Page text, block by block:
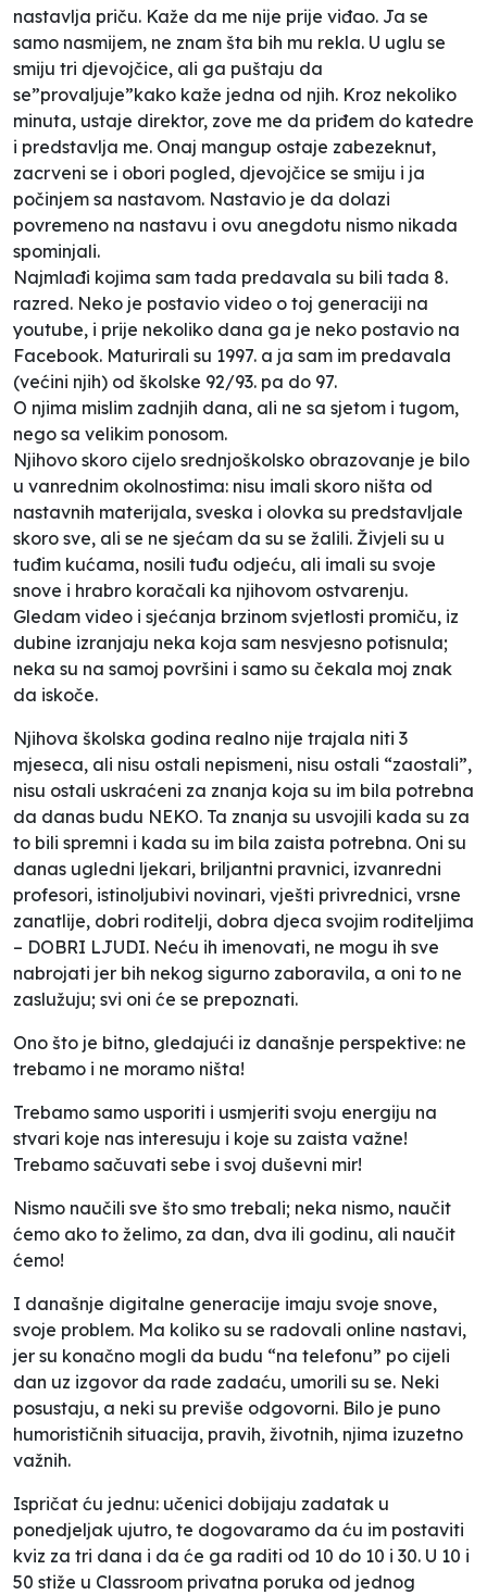
nastavlja priču. Kaže da me nije prije viđao. Ja se
samo nasmijem, ne znam šta bih mu rekla. U uglu se
smiju tri djevojčice, ali ga puštaju da
se”provaljuje”kako kaže jedna od njih. Kroz nekoliko
minuta, ustaje direktor, zove me da priđem do katedre
i predstavlja me. Onaj mangup ostaje zabezeknut,
zacrveni se i obori pogled, djevojčice se smiju i ja
počinjem sa nastavom. Nastavio je da dolazi
povremeno na nastavu i ovu anegdotu nismo nikada
spominjali.
Najmlađi kojima sam tada predavala su bili tada 8.
razred. Neko je postavio video o toj generaciji na
youtube, i prije nekoliko dana ga je neko postavio na
Facebook. Maturirali su 1997. a ja sam im predavala
(većini njih) od školske 92/93. pa do 97.
O njima mislim zadnjih dana, ali ne sa sjetom i tugom,
nego sa velikim ponosom.
Njihovo skoro cijelo srednjoškolsko obrazovanje je bilo
u vanrednim okolnostima: nisu imali skoro ništa od
nastavnih materijala, sveska i olovka su predstavljale
skoro sve, ali se ne sjećam da su se žalili. Živjeli su u
tuđim kućama, nosili tuđu odjeću, ali imali su svoje
snove i hrabro koračali ka njihovom ostvarenju.
Gledam video i sjećanja brzinom svjetlosti promiču, iz
dubine izranjaju neka koja sam nesvjesno potisnula;
neka su na samoj površini i samo su čekala moj znak
da iskoče.
Njihova školska godina realno nije trajala niti 3
mjeseca, ali nisu ostali nepismeni, nisu ostali “zaostali”,
nisu ostali uskraćeni za znanja koja su im bila potrebna
da danas budu NEKO. Ta znanja su usvojili kada su za
to bili spremni i kada su im bila zaista potrebna. Oni su
danas ugledni ljekari, briljantni pravnici, izvanredni
profesori, istinoljubivi novinari, vješti privrednici, vrsne
zanatlije, dobri roditelji, dobra djeca svojim roditeljima
– DOBRI LJUDI. Neću ih imenovati, ne mogu ih sve
nabrojati jer bih nekog sigurno zaboravila, a oni to ne
zaslužuju; svi oni će se prepoznati.
Ono što je bitno, gledajući iz današnje perspektive: ne
trebamo i ne moramo ništa!
Trebamo samo usporiti i usmjeriti svoju energiju na
stvari koje nas interesuju i koje su zaista važne!
Trebamo sačuvati sebe i svoj duševni mir!
Nismo naučili sve što smo trebali; neka nismo, naučit
ćemo ako to želimo, za dan, dva ili godinu, ali naučit
ćemo!
I današnje digitalne generacije imaju svoje snove,
svoje problem. Ma koliko su se radovali online nastavi,
jer su konačno mogli da budu “na telefonu” po cijeli
dan uz izgovor da rade zadaću, umorili su se. Neki
posustaju, a neki su previše odgovorni. Bilo je puno
humorističnih situacija, pravih, životnih, njima izuzetno
važnih.
Ispričat ću jednu: učenici dobijaju zadatak u
ponedjeljak ujutro, te dogovaramo da ću im postaviti
kviz za tri dana i da će ga raditi od 10 do 10 i 30. U 10 i
50 stiže u Classroom privatna poruka od jednog